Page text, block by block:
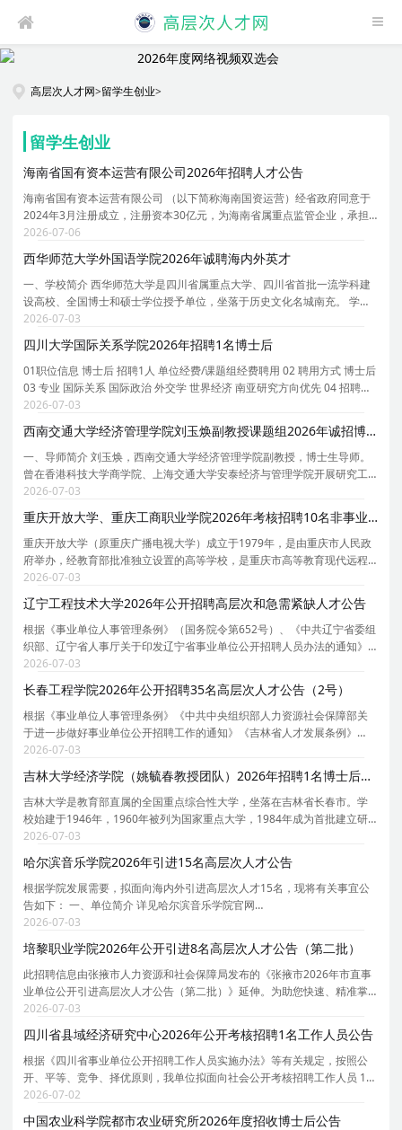
高层次人才网>留学生创业>
留学生创业
海南省国有资本运营有限公司2026年招聘人才公告
海南省国有资本运营有限公司 （以下简称海南国资运营）经省政府同意于
2024年3月注册成立，注册资本30亿元，为海南省属重点监管企业，承担
省级层面全局性、战略性负责国有资本运作职能。截至2025年末，资产总
额达252.63亿元，研发投入连续两年突破1亿元，高新
2026-07-06
西华师范大学外国语学院2026年诚聘海内外英才
一、学校简介 西华师范大学是四川省属重点大学、四川省首批一流学科建
设高校、全国博士和硕士学位授予单位，坐落于历史文化名城南充。 学科
门类齐全。学校现有 2 个博士学位授权一级学科， 20 个硕士学位授权一级
学科， 18 个硕士专业学位授权类别。 78 个本
2026-07-03
四川大学国际关系学院2026年招聘1名博士后
01职位信息 博士后 招聘1人 单位经费/课题组经费聘用 02 聘用方式 博士后
03 专业 国际关系 国际政治 外交学 世界经济 南亚研究方向优先 04 招聘时
间 截止时间：2026.09.30 / 23:59:59 05 招聘单位 四川大学-国际关系学院
06 应聘条件 博士学位 07 岗位职责:
2026-07-03
西南交通大学经济管理学院刘玉焕副教授课题组2026年诚招博士后
一、导师简介 刘玉焕，西南交通大学经济管理学院副教授，博士生导师。
曾在香港科技大学商学院、上海交通大学安泰经济与管理学院开展研究工
作。主持国家自然科学资金、国家社科基金等 5 项国家及省部级项科研项
目，近年来在《管理世界》、《管理科学学报》、
2026-07-03
重庆开放大学、重庆工商职业学院2026年考核招聘10名非事业编制博士人才公告（第一批）
重庆开放大学（原重庆广播电视大学）成立于1979年，是由重庆市人民政
府举办，经教育部批准独立设置的高等学校，是重庆市高等教育现代远程
教育中心、重庆市社区教育服务指导中心。2005年，创办了重庆工商职业
学院，与重庆开放大学实行一套班子、两块牌子的管
2026-07-03
辽宁工程技术大学2026年公开招聘高层次和急需紧缺人才公告
根据《事业单位人事管理条例》（国务院令第652号）、《中共辽宁省委组
织部、辽宁省人事厅关于印发辽宁省事业单位公开招聘人员办法的通知》
（辽人发[2007]1号）、《中共辽宁省委组织部、辽宁省人社厅转发中组
部、人社部关于进一步规范事业单位公开招聘工作的
2026-07-03
长春工程学院2026年公开招聘35名高层次人才公告（2号）
根据《事业单位人事管理条例》《中共中央组织部人力资源社会保障部关
于进一步做好事业单位公开招聘工作的通知》《吉林省人才发展条例》
《吉林省人民政府办公厅转发关于全面建立和进一步完善全省事业单位新
进人员公开招聘制度意见的通知》《关于创新优化人事
2026-07-03
吉林大学经济学院（姚毓春教授团队）2026年招聘1名博士后启事
吉林大学是教育部直属的全国重点综合性大学，坐落在吉林省长春市。学
校始建于1946年，1960年被列为国家重点大学，1984年成为首批建立研
究生院的22所大学之一，1995年首批通过国家教委211工程审批，2001年
被列入985工程国家重点建设的大学，2004年被批准为中
2026-07-03
哈尔滨音乐学院2026年引进15名高层次人才公告
根据学院发展需要，拟面向海内外引进高层次人才15名，现将有关事宜公
告如下： 一、单位简介 详见哈尔滨音乐学院官网
https://www.hrbcm.edu.cn。 二、招聘计划 详见《哈尔滨音乐学院2026年
高层次人才引进计划表》（附件1）。 三、高层次人才引进条件 （一）基
2026-07-03
培黎职业学院2026年公开引进8名高层次人才公告（第二批）
此招聘信息由张掖市人力资源和社会保障局发布的《张掖市2026年市直事
业单位公开引进高层次人才公告（第二批）》延伸。为助您快速、精准掌
握培黎职业学院的招聘详情， 现特别针对培黎职业学院的岗位信息与报考
要点单独说明。 为保证您获取的招聘信息完整且准
2026-07-03
四川省县域经济研究中心2026年公开考核招聘1名工作人员公告
根据《四川省事业单位公开招聘工作人员实施办法》等有关规定，按照公
开、平等、竞争、择优原则，我单位拟面向社会公开考核招聘工作人员 1名
。现将公开考核招聘有关事项公告如下。 一、单位简介 四川省县域经济研
究中心是四川省发展和改革委员会直属公益二类
2026-07-02
中国农业科学院都市农业研究所2026年度招收博士后公告